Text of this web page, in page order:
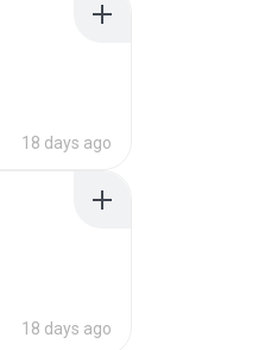
18 days ago
18 days ago